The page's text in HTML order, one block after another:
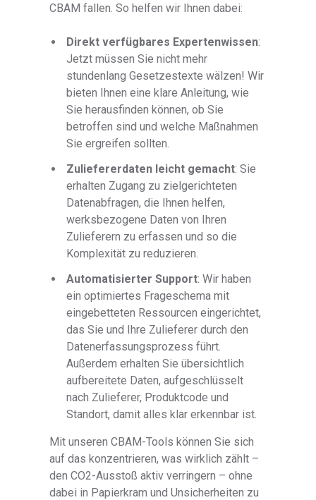
CBAM fallen. So helfen wir Ihnen dabei:
Direkt verfügbares Expertenwissen:
Jetzt müssen Sie nicht mehr
stundenlang Gesetzestexte wälzen! Wir
bieten Ihnen eine klare Anleitung, wie
Sie herausfinden können, ob Sie
betroffen sind und welche Maßnahmen
Sie ergreifen sollten.
Zuliefererdaten leicht gemacht: Sie
erhalten Zugang zu zielgerichteten
Datenabfragen, die Ihnen helfen,
werksbezogene Daten von Ihren
Zulieferern zu erfassen und so die
Komplexität zu reduzieren.
Automatisierter Support: Wir haben
ein optimiertes Frageschema mit
eingebetteten Ressourcen eingerichtet,
das Sie und Ihre Zulieferer durch den
Datenerfassungsprozess führt.
Außerdem erhalten Sie übersichtlich
aufbereitete Daten, aufgeschlüsselt
nach Zulieferer, Produktcode und
Standort, damit alles klar erkennbar ist.
Mit unseren CBAM-Tools können Sie sich
auf das konzentrieren, was wirklich zählt –
den CO2-Ausstoß aktiv verringern – ohne
dabei in Papierkram und Unsicherheiten zu